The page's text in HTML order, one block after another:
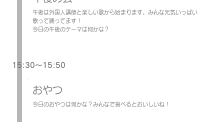
午後は外国人講師と楽しい歌から始まります。みんな元気いっぱい
歌って踊ってます！
今日の午後のテーマは何かな？
15:30～15:50
おやつ
今日のおやつは何かな？みんなで食べるとおいしいね！